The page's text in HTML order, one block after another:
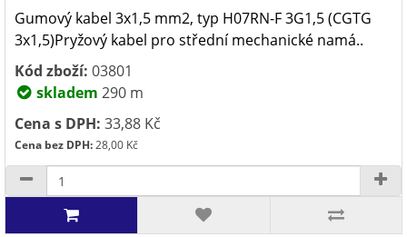
Gumový kabel 3x1,5 mm2, typ H07RN-F 3G1,5 (CGTG
3x1,5)Pryžový kabel pro střední mechanické namá..
Kód zboží: 03801
skladem 290 m
Cena s DPH: 33,88 Kč
Cena bez DPH:28,00 Kč